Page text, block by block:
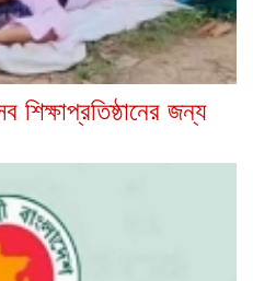
জন্য